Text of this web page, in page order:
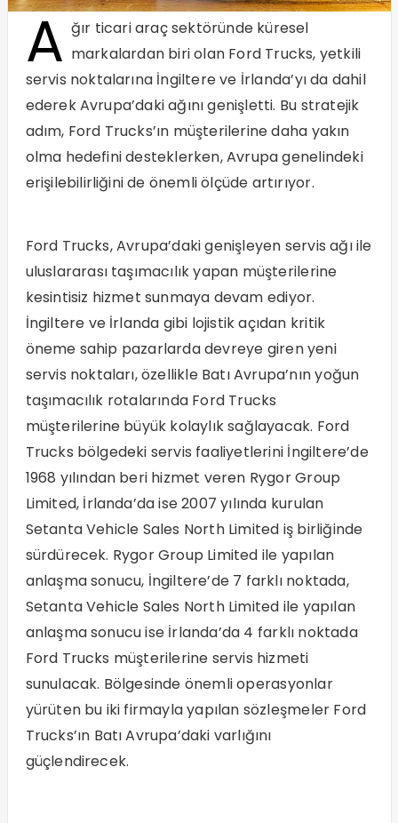
A ğır ticari araç sektöründe küresel
markalardan biri olan Ford Trucks, yetkili
servis noktalarına İngiltere ve İrlanda’yı da dahil
ederek Avrupa’daki ağını genişletti. Bu stratejik
adım, Ford Trucks’ın müşterilerine daha yakın
olma hedefini desteklerken, Avrupa genelindeki
erişilebilirliğini de önemli ölçüde artırıyor.
Ford Trucks, Avrupa’daki genişleyen servis ağı ile
uluslararası taşımacılık yapan müşterilerine
kesintisiz hizmet sunmaya devam ediyor.
İngiltere ve İrlanda gibi lojistik açıdan kritik
öneme sahip pazarlarda devreye giren yeni
servis noktaları, özellikle Batı Avrupa’nın yoğun
taşımacılık rotalarında Ford Trucks
müşterilerine büyük kolaylık sağlayacak. Ford
Trucks bölgedeki servis faaliyetlerini İngiltere’de
1968 yılından beri hizmet veren Rygor Group
Limited, İrlanda’da ise 2007 yılında kurulan
Setanta Vehicle Sales North Limited iş birliğinde
sürdürecek. Rygor Group Limited ile yapılan
anlaşma sonucu, İngiltere’de 7 farklı noktada,
Setanta Vehicle Sales North Limited ile yapılan
anlaşma sonucu ise İrlanda’da 4 farklı noktada
Ford Trucks müşterilerine servis hizmeti
sunulacak. Bölgesinde önemli operasyonlar
yürüten bu iki firmayla yapılan sözleşmeler Ford
Trucks’ın Batı Avrupa’daki varlığını
güçlendirecek.